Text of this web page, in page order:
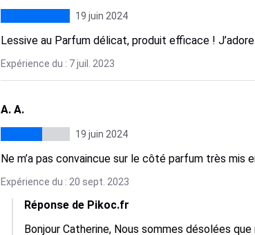
19 juin 2024
Lessive au Parfum délicat, produit efficace !
Expérience du : 7 juil. 2023
A. A.
19 juin 2024
Ne m’a pas convaincue sur le côté parfum très mis
Expérience du : 20 sept. 2023
Réponse de Pikoc.fr
Bonjour Catherine, Nous sommes désolées